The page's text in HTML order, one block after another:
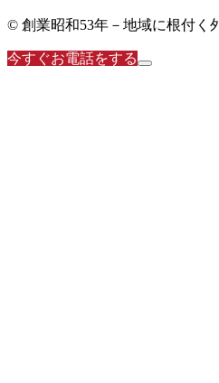
© 創業昭和53年－地域に根付
今すぐお電話をする